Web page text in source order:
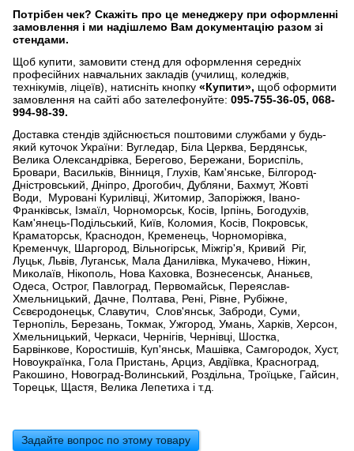
Потрібен чек? Скажіть про це менеджеру при оформленні
замовлення і ми надішлемо Вам документацію разом зі
стендами.
Щоб купити, замовити стенд для оформлення середніх
професійних навчальних закладів (училищ, коледжів,
технікумів, ліцеїв), натисніть кнопку «Купити», щоб оформити
замовлення на сайті або зателефонуйте: 095-755-36-05, 068-
994-98-39.
Доставка стендів здійснюється поштовими службами у будь-
який куточок України: Вугледар, Біла Церква, Бердянськ,
Велика Олександрівка, Берегово, Бережани, Бориспіль,
Бровари, Васильків, Вінниця, Глухів, Кам'янське, Білгород-
Дністровський, Дніпро, Дрогобич, Дубляни, Бахмут, Жовті
Води, Муровані Курилівці, Житомир, Запоріжжя, Івано-
Франківськ, Ізмаїл, Чорноморськ, Косів, Ірпінь, Богодухів,
Кам'янець-Подільський, Київ, Коломия, Косів, Покровськ,
Краматорськ, Краснодон, Кременець, Чорноморівка,
Кременчук, Шаргород, Вільногірськ, Міжгір'я, Кривий Ріг,
Луцьк, Львів, Луганськ, Мала Данилівка, Мукачево, Ніжин,
Миколаїв, Нікополь, Нова Каховка, Вознесенськ, Ананьєв,
Одеса, Острог, Павлоград, Первомайськ, Переяслав-
Хмельницький, Дачне, Полтава, Рені, Рівне, Рубіжне,
Сєвєродонецьк, Славутич, Слов'янськ, Заброди, Суми,
Тернопіль, Березань, Токмак, Ужгород, Умань, Харків, Херсон,
Хмельницький, Черкаси, Чернігів, Чернівці, Шостка,
Барвінкове, Коростишів, Куп'янськ, Машівка, Самгородок, Хуст,
Новоукраїнка, Гола Пристань, Арциз, Авдіївка, Красноград,
Ракошино, Новоград-Волинський, Роздільна, Троїцьке, Гайсин,
Торецьк, Щастя, Велика Лепетиха і т.д.
Задайте вопрос по этому товару